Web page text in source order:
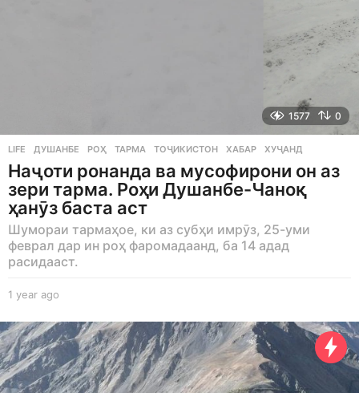
1577 0
LIFE ДУШАНБЕ ,РОҲ ,ТАРМА ,ТОҶИКИСТОН ,ХАБАР ,ХУҶАНД
Наҷоти ронанда ва мусофирони он аз
зери тарма. Роҳи Душанбе-Чаноқ
ҳанӯз баста аст
Шумораи тармаҳое, ки аз субҳи имрӯз, 25-уми
феврал дар ин роҳ фаромадаанд, ба 14 адад
расидааст.
1 year ago
e
a
a
g